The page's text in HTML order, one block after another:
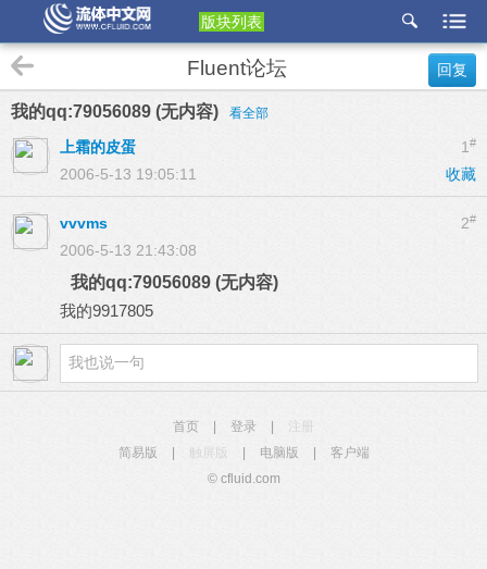
版块列表
etu
p
回复
Fluent论坛
我的qq:79056089 (无内容) 看全部
1 #
上霜的皮蛋
收藏
2006-5-13 19:05:11
2#
vvvms
2006-5-13 21:43:08
我的qq:79056089 (无内容)
我的9917805
首页 登录
简易版
触屏版 电脑版
客户端
© cfluid.com